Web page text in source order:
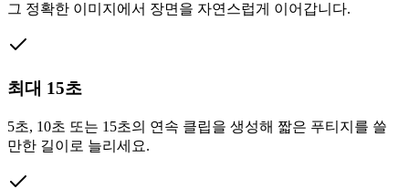
그 정확한 이미지에서 장면을 자연스럽게 이어갑니다.
최대 15초
5초, 10초 또는 15초의 연속 클립을 생성해 짧은 푸티지를 쓸
만한 길이로 늘리세요.